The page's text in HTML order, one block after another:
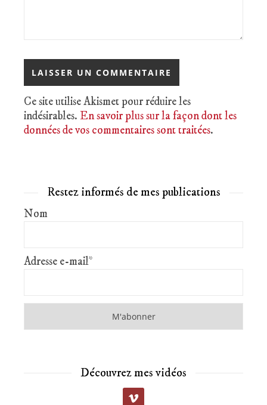
Ce site utilise Akismet pour réduire les
indésirables. En savoir plus sur la façon dont les
données de vos commentaires sont traitées.
Restez informés de mes publications
Nom
Adresse e-mail*
Découvrez mes vidéos